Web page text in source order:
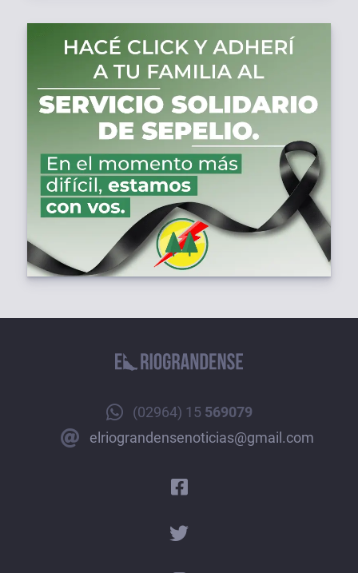
(02964) 15 569079
elriograndensenoticias@gmail.com